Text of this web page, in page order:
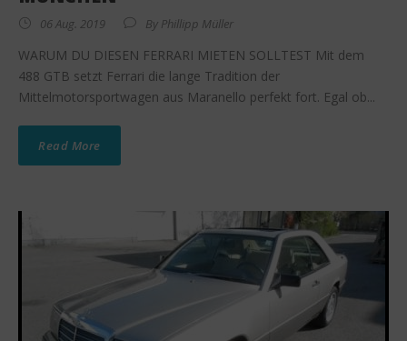
06 Aug. 2019 By Phillipp Müller
WARUM DU DIESEN FERRARI MIETEN SOLLTEST Mit dem
488 GTB setzt Ferrari die lange Tradition der
Mittelmotorsportwagen aus Maranello perfekt fort. Egal ob...
Read More